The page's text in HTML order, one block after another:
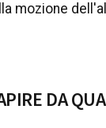
mozione
DA